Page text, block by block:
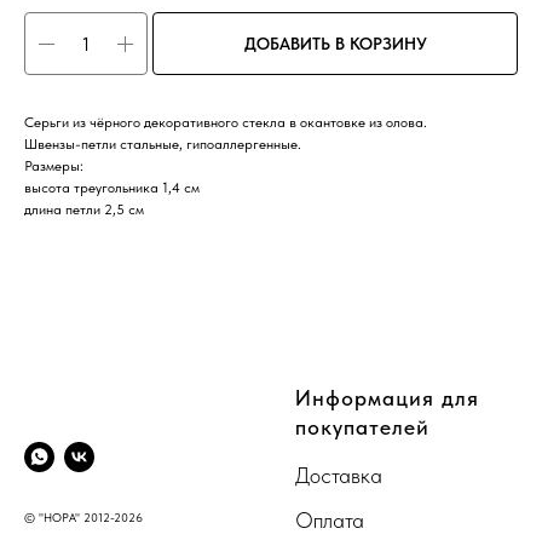
ДОБАВИТЬ В КОРЗИНУ
Серьги из чёрного декоративного стекла в окантовке из олова.
Швензы-петли стальные, гипоаллергенные.
Размеры:
высота треугольника 1,4 см
длина петли 2,5 см
© "НОРА" 2012-2026
Информация для
покупателей
Доставка
Оплата